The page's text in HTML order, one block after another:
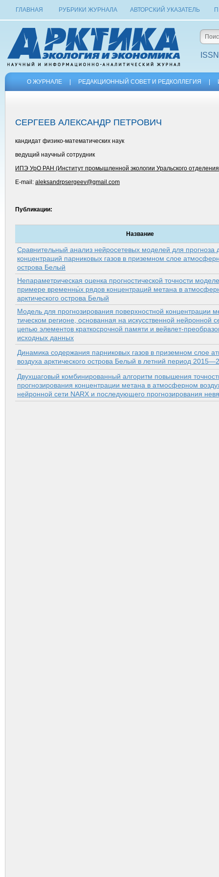
ГЛАВНАЯ РУБРИКИ ЖУРНАЛА АВТОРСКИЙ УКАЗАТЕЛЬ
О ЖУРНАЛЕ РЕДАКЦИОННЫЙ СОВЕТ И РЕДКОЛЛЕГИЯ
СЕРГЕЕВ АЛЕКСАНДР ПЕТРОВИЧ
кандидат физико-математических наук
ведущий научный сотрудник
ИПЭ УрО РАН (Институт промышленной экологии Уральского
E-mail: aleksandrpsergeev@gmail.com
Публикации:
Название
Сравнительный анализ нейросетевых моделей для прогноза
концентраций парниковых газов в приземном слое
острова Белый
Непараметрическая оценка прогностической точности
примере временны́х рядов концентраций метана в
арк­тического острова Белый
Модель для прогнозирования поверхностной концентрации
тическом регионе, основанная на искусственной нейронной
цепью элементов краткосрочной памяти и вейвлет-
исходных данных
Динамика содержания парниковых газов в приземном слое
воздуха арк­тического острова Белый в летний период
Двухшаговый комбинированный алгоритм повышения
прогнозирования концентрации метана в атмосферном
нейронной сети NARX и последующего прогнозирования